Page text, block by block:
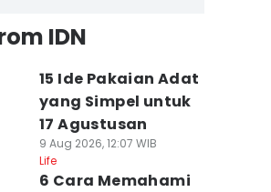
IDN
15 Ide Pakaian Adat
yang Simpel untuk
17 Agustusan
9 Aug 2026, 12:07 WIB
Life
6 Cara Memahami